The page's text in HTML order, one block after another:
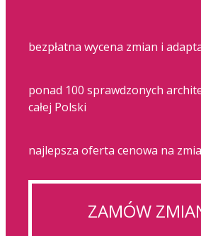
bezpłatna wycena zmian i
ponad 100 sprawdzonych
całej Polski
najlepsza oferta cenowa na
ZAMÓW